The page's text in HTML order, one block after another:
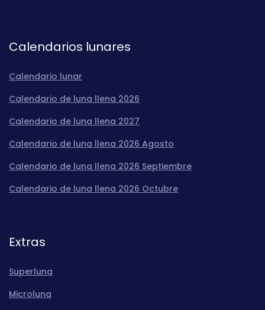
Calendarios lunares
Calendario lunar
Calendario de luna llena 2026
Calendario de luna llena 2027
Calendario de luna llena 2026 Agosto
Calendario de luna llena 2026 Septiembre
Calendario de luna llena 2026 Octubre
Extras
Superluna
Microluna